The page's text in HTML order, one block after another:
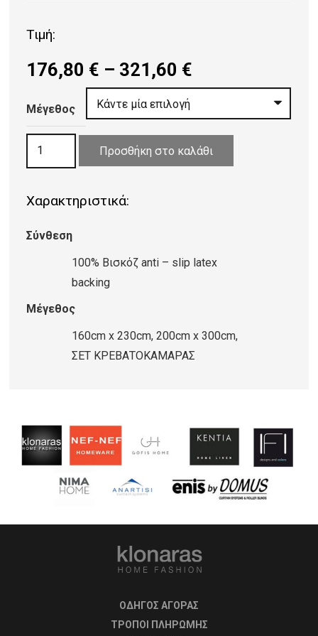
Τιμή:
176,80 € – 321,60 €
range:
321,60 €
Μέγεθος
952/473510
Προσθήκη στο καλάθι
Χαρακτηριστικά:
Σύνθεση
100% Βισκόζ anti – slip latex
backing
Μέγεθος
160cm x 230cm, 200cm x 300cm,
ΣΕΤ ΚΡΕΒΑΤΟΚΑΜΑΡΑΣ
ΟΔΗΓΟΣ ΑΓΟΡΑΣ
ΤΡΟΠΟΙ ΠΛΗΡΩΜΗΣ